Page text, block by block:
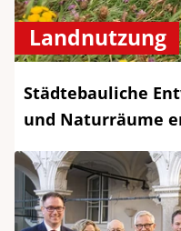
Landnutzung
Städtebauliche
und Naturräume